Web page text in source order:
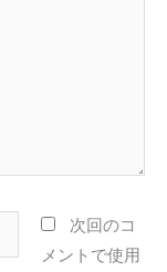
次回のコ
メントで使用